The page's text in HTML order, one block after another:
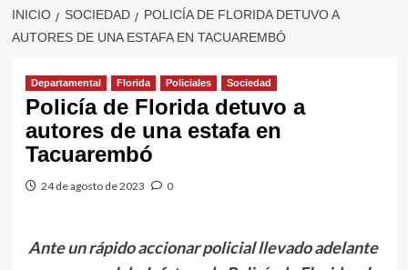
INICIO SOCIEDAD
POLICÍA DE FLORIDA DETUVO A
AUTORES DE UNA ESTAFA EN TACUAREMBÓ
Departamental Florida Policiales Sociedad
Policía de Florida detuvo a
autores de una estafa en
Tacuarembó
24 de agosto de 2023 0
Ante un rápido accionar policial llevado adelante